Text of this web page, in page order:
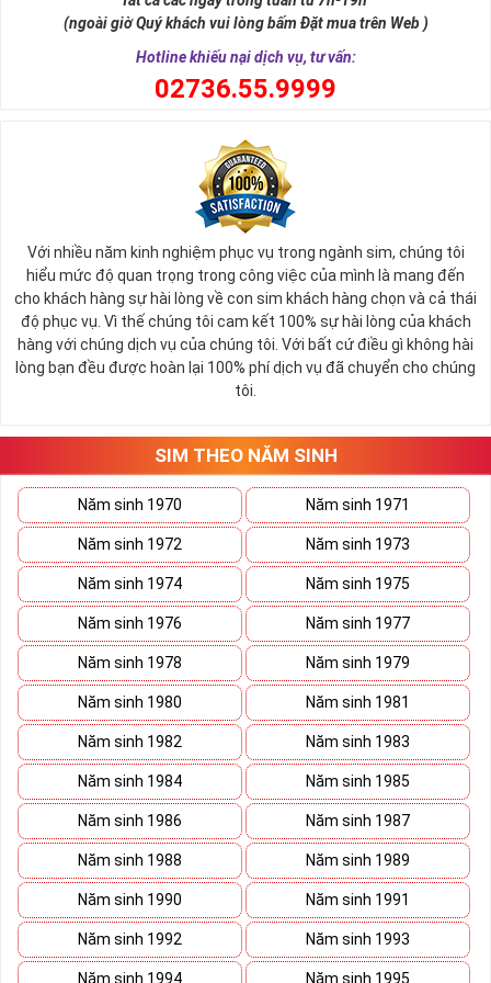
hồng mao. Bởi đây là con số đẹp nhất, quyền quý nhất trong tất cả
các số còn lại nó đại diện cho quyền lực, sức mạnh, sự kiêu hãnh
Sim Lục Quý 9 có ý nghĩa gì?
đạt, người có vị thế khẳng định tên tuổi, uy tín của mình trên
thương trường. Sở hữu sim số đẹp lục quý, sim lục quý 9 nói chung
sẽ giúp bạn xây dựng thương hiệu, tạo ấn tượng với đối tác kinh
doanh biến nó thành vũ khí sắc bén đánh bại mọi đối thủ cạnh
tranh trên bàn đàm phán.
Ý nghĩa Sim Lục Quý 9 được coi biểu trưng cho sức mạnh và quyền
lực của bậc đế vương. Việc kết hợp 6 con số 9 lại thành bộ lục quý
sẽ giúp chosim số đẹpgiàu ý nghĩa phong thủy thể hiện đẳng cấp,
địa vị và tiền tài.
Theo phong thủy đây còn là số sim kích tài, chiêu lộc đem đến
cuộc sống giàu sang phú quý cho mọi người. Bên cạnh đó số sim
còn là bùa hộ mệnh xua đuổi tà khí, vận hạn giúp cuộc sống bạn
luôn bình an và hạnh phúc.
Tại sao nên sở hữu Sim Lục Quý 9?
(ngoài giờ Quý khách vui lòng bấm Đặt mua trên Web )
Hotline khiếu nại dịch vụ, tư vấn:
02736.55.9999
Với nhiều năm kinh nghiệm phục vụ trong ngành sim, chúng tôi
hiểu mức độ quan trọng trong công việc của mình là mang đến
cho khách hàng sự hài lòng về con sim khách hàng chọn và cả thái
độ phục vụ. Vì thế chúng tôi cam kết 100% sự hài lòng của khách
hàng với chúng dịch vụ của chúng tôi. Với bất cứ điều gì không hài
lòng bạn đều được hoàn lại 100% phí dịch vụ đã chuyển cho chúng
tôi.
SIM THEO NĂM SINH
Năm sinh 1970 Năm sinh 1971
Năm sinh 1972 Năm sinh 1973
Năm sinh 1974 Năm sinh 1975
Năm sinh 1976 Năm sinh 1977
Năm sinh 1978 Năm sinh 1979
Năm sinh 1980 Năm sinh 1981
Năm sinh 1982 Năm sinh 1983
Năm sinh 1984 Năm sinh 1985
Năm sinh 1986 Năm sinh 1987
Năm sinh 1988 Năm sinh 1989
Năm sinh 1990 Năm sinh 1991
Năm sinh 1992 Năm sinh 1993
Năm sinh 1994 Năm sinh 1995